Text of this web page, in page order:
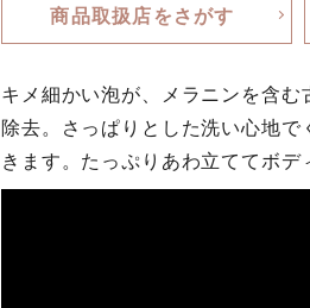
商品取扱店をさがす
キメ細かい泡が、メラニンを含
除去。さっぱりとした洗い心地
きます。たっぷりあわ立ててボ